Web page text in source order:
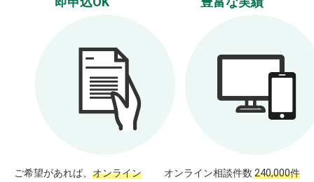
ご希望があれば、 オンライン
オンライン相談件数 240,000件